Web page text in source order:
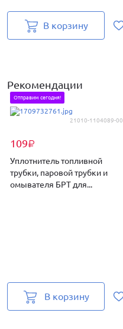
В корзину
Рекомендации
21010-1104089-00
109₽
Отправим сегодня!
Уплотнитель топливной
трубки, паровой трубки и
омывателя БРТ для...
В корзину